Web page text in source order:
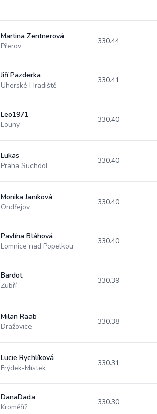
Martina Zentnerová
Přerov
330.44
Jiří Pazderka
Uherské Hradiště
330.41
Leo1971
Louny
330.40
Lukas
Praha Suchdol
330.40
Monika Janíková
Ondřejov
330.40
Pavlína Bláhová
Lomnice nad Popelkou
330.40
Bardot
Zubří
330.39
Milan Raab
Dražovice
330.38
Lucie Rychlíková
Frýdek-Místek
330.31
DanaDada
Kroměříž
330.30